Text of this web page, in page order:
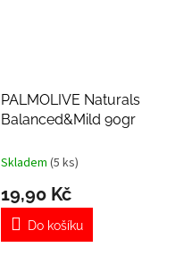
PALMOLIVE Naturals
Balanced&Mild 90gr
Skladem (5 ks)
19,90 Kč
Do košíku